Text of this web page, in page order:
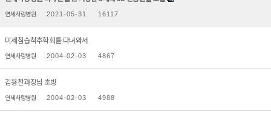
연세사랑병원 2021-05-31 16117
미세침습척추학회를 다녀와서
연세사랑병원 2004-02-03 4867
김용찬과장님 초빙
연세사랑병원 2004-02-03 4988